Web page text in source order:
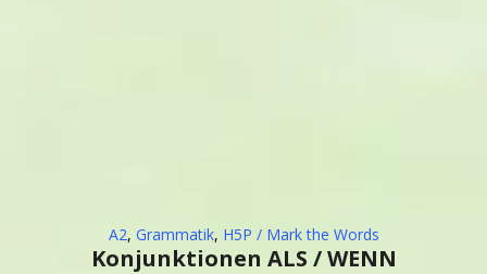
A2, Grammatik, H5P / Mark the Words
Konjunktionen ALS / WENN